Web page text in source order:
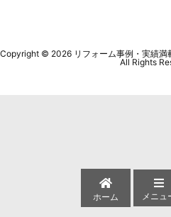
Copyright © 2026 リフォーム事例・実績
All Rights
ホーム メニュ